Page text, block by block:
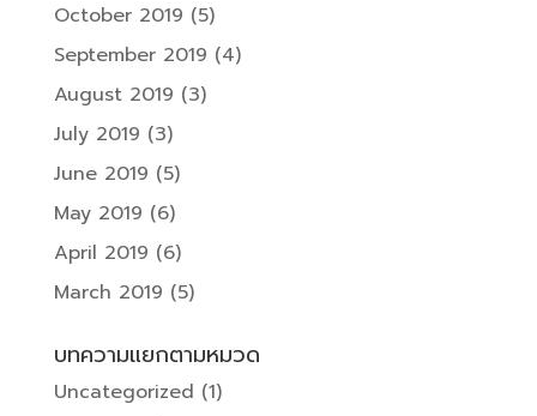
October 2019 (5)
September 2019 (4)
August 2019 (3)
July 2019 (3)
June 2019 (5)
May 2019 (6)
April 2019 (6)
March 2019 (5)
บทความแยกตามหมวด
Uncategorized (1)